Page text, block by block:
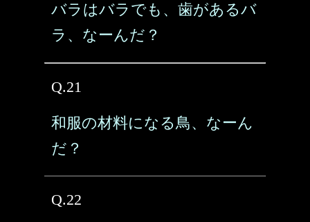
バラはバラでも、歯があるバ
ラ、なーんだ？
Q.21
和服の材料になる鳥、なーん
だ？
Q.22